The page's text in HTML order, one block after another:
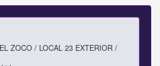
ZOCO / LOCAL 23 EXTERIOR /